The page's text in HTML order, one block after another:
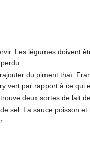
Les légumes doivent
du piment thaï.
vert par rapport à ce qui
deux sortes de lait
sel. La sauce poisson